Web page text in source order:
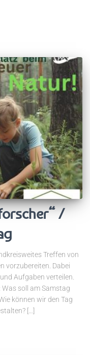
/
Treffen von
vorzubereiten. Dabei
Aufgaben verteilen.
soll am Samstag
können wir den Tag
[…]